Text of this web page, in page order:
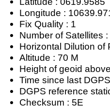
Longitude :
Fix Quality : 1
Number of Satellites
Horizontal Dilution
Altitude : 70 M
Height of geoid
Time since last
DGPS reference
Checksum : 5E